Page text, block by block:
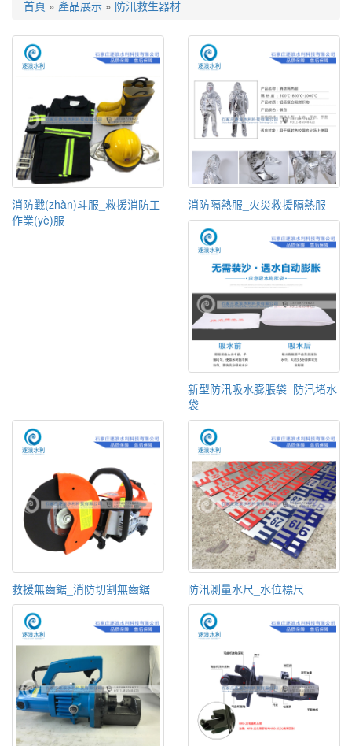
首頁 » 產品展示 » 防汛救生器材
消防戰(zhàn)斗服_救援消防工
作業(yè)服
消防隔熱服_火災救援隔熱服
新型防汛吸水膨脹袋_防汛堵水
袋
救援無齒鋸_消防切割無齒鋸 防汛測量水尺_水位標尺